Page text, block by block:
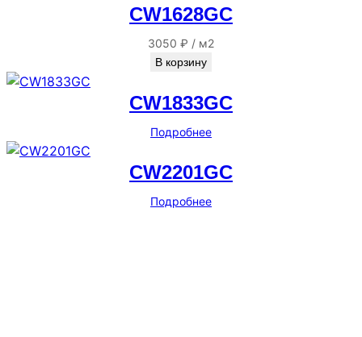
CW1628GC
3050 ₽ / м2
В корзину
CW1833GC
Подробнее
CW2201GC
Подробнее